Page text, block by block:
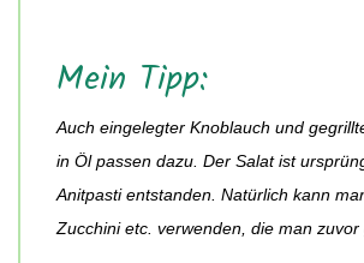
Mein Tipp:
Auch eingelegter Knoblauch und
in Öl passen dazu. Der Salat ist
Anitpasti entstanden. Natürlich kann
Zucchini etc. verwenden, die man zuvor